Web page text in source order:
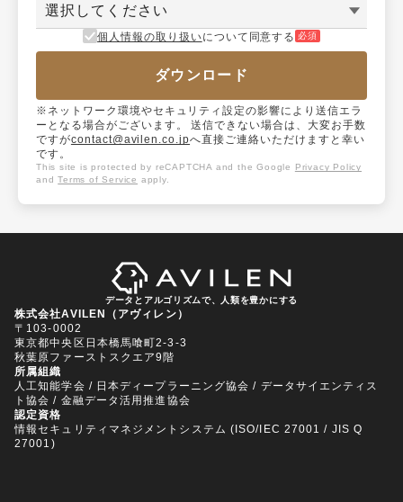
選択してください
個人情報の取り扱いについて同意する 必須
ダウンロード
※ネットワーク環境やセキュリティ設定の影響により送信エラ
ーとなる場合がございます。 送信できない場合は、大変お手数
ですがcontact@avilen.co.jpへ直接ご連絡いただけますと幸い
です。
This site is protected by reCAPTCHA and the Google
Privacy Policy
and Terms of Service apply.
データとアルゴリズムで、人類を豊かにする
株式会社AVILEN（アヴィレン）
〒103-0002
東京都中央区日本橋馬喰町2-3-3
秋葉原ファーストスクエア9階
所属組織
人工知能学会 / 日本ディープラーニング協会 / データサイエンティス
ト協会 / 金融データ活用推進協会
認定資格
情報セキュリティマネジメントシステム (ISO/IEC 27001 / JIS Q
27001)